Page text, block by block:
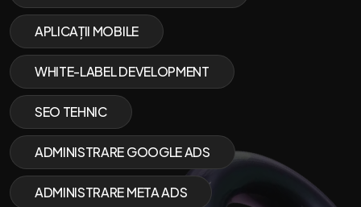
APLICAȚII MOBILE
WHITE-LABEL DEVELOPMENT
SEO TEHNIC
ADMINISTRARE GOOGLE ADS
ADMINISTRARE META ADS